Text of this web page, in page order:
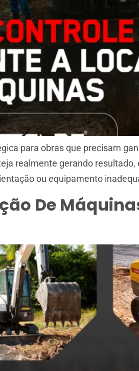
para obras que precisam
realmente gerando
ou equipamento
De